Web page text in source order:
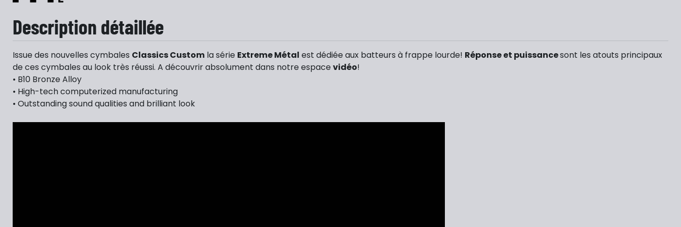
Description détaillée
Issue des nouvelles cymbales Classics Custom la série Extreme Métal est dédiée aux batteurs à frappe lourde! Réponse et puissancesont les atouts principaux
de ces cymbales au look très réussi. A découvrir absolument dans notre espace vidéo!
• B10 Bronze Alloy
• High-tech computerized manufacturing
• Outstanding sound qualities and brilliant look